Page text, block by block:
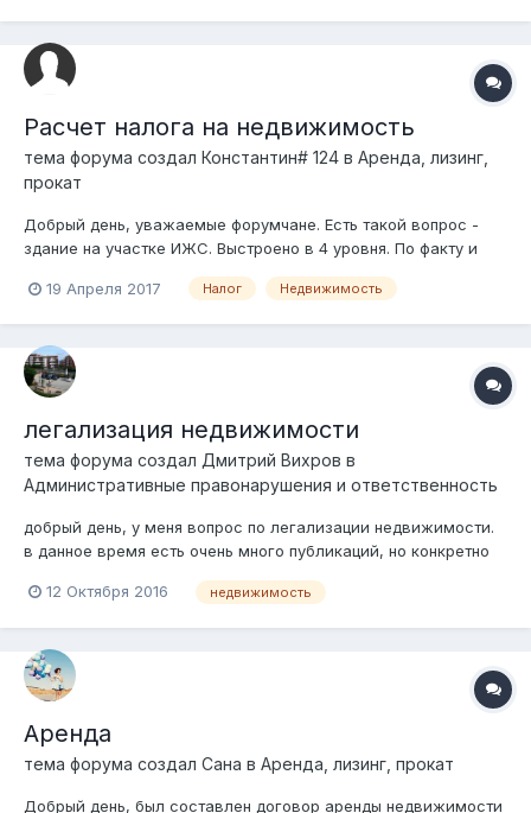
Расчет налога на недвижимость
тема форума создал Константин# 124 в Аренда, лизинг,
прокат
Добрый день, уважаемые форумчане. Есть такой вопрос -
здание на участке ИЖС. Выстроено в 4 уровня. По факту и
(на уровне земли, вместо подвала) 4й мансардный. При
техпаспорта, будет рассчитана сумма...
19 Апреля 2017 Налог Недвижимость
легализация недвижимости
тема форума создал Дмитрий Вихров в
Административные правонарушения и ответственность
добрый день, у меня вопрос по легализации недвижимости.
в данное время есть очень много публикаций, но конкретно
если есть любая недвижимость за рубежом, то ее надо
деньги(продал квар...
12 Октября 2016 недвижимость
Аренда
тема форума создал Сана в Аренда, лизинг, прокат
Добрый день, был составлен договор аренды недвижимости